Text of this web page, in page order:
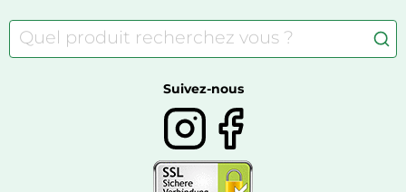
Meubles à langer
Camping
Caravaning
Autour du café
Autour du thé
Suivez-nous